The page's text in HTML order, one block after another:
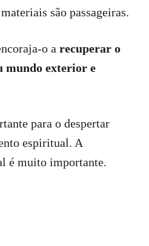
são passageiras.
o a recuperar o
mundo exterior e
para o despertar
espiritual. A
é muito importante.